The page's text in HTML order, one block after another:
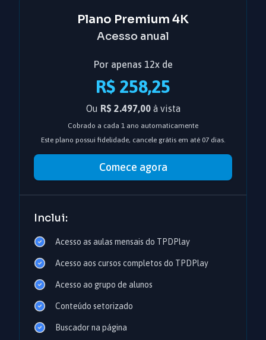
Plano Premium 4K
Acesso anual
Por apenas 12x de
R$ 258,25
Ou R$ 2.497,00à vista
Cobrado a cada 1 ano automaticamente
Este plano possui fidelidade, cancele grátis em até 07 dias.
Comece agora
Inclui:
Acesso as aulas mensais do TPDPlay
Acesso aos cursos completos do TPDPlay
Acesso ao grupo de alunos
Conteúdo setorizado
Buscador na página